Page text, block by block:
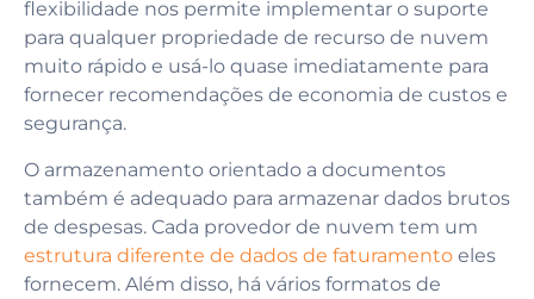
flexibilidade nos permite implementar o suporte
para qualquer propriedade de recurso de nuvem
muito rápido e usá-lo quase imediatamente para
fornecer recomendações de economia de custos e
segurança.
O armazenamento orientado a documentos
também é adequado para armazenar dados brutos
de despesas. Cada provedor de nuvem tem um
estrutura diferente de dados de faturamento eles
fornecem. Além disso, há vários formatos de